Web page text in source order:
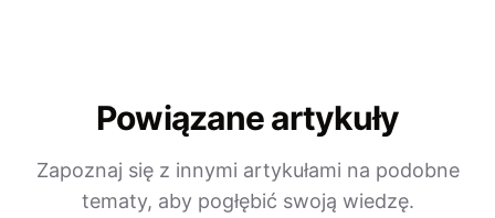
Powiązane artykuły
Zapoznaj się z innymi artykułami na podobne
tematy, aby pogłębić swoją wiedzę.